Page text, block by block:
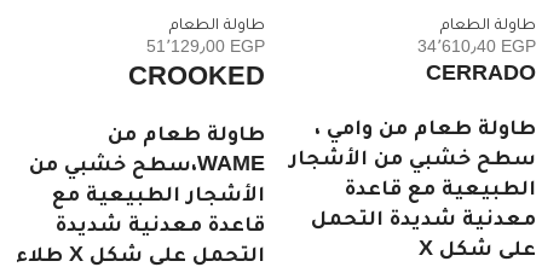
طاولة الطعام
34٬610٫40 EGP
CERRADO
طاولة طعام من وامي ،
سطح خشبي من الأشجار
الطبيعية مع قاعدة
معدنية شديدة التحمل
على شكل X
طاولة الطعام
51٬129٫00 EGP
CROOKED
طاولة طعام من
WAME،سطح خشبي من
الأشجار الطبيعية مع
قاعدة معدنية شديدة
التحمل على شكل X طلاء